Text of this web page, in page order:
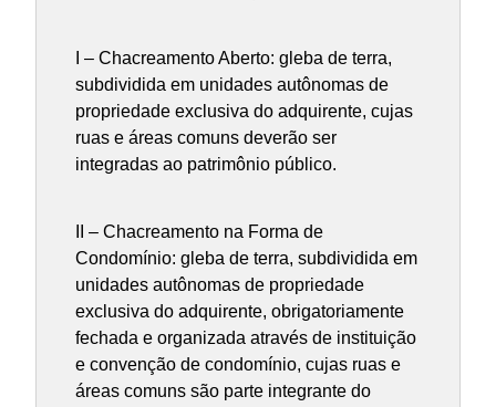
I – Chacreamento Aberto: gleba de terra,
subdividida em unidades autônomas de
propriedade exclusiva do adquirente, cujas
ruas e áreas comuns deverão ser
integradas ao patrimônio público.
II – Chacreamento na Forma de
Condomínio: gleba de terra, subdividida em
unidades autônomas de propriedade
exclusiva do adquirente, obrigatoriamente
fechada e organizada através de instituição
e convenção de condomínio, cujas ruas e
áreas comuns são parte integrante do